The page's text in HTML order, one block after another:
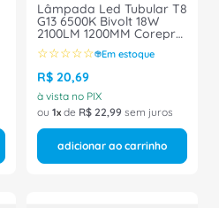
Lâmpada Led Tubular T8
G13 6500K Bivolt 18W
2100LM 1200MM Corepro
929002000172 Philips
☆☆☆☆☆ Em estoque
R$ 20,69
à vista no PIX
ou 1 de R$ 22,99 sem juros
adicionar ao carrinho